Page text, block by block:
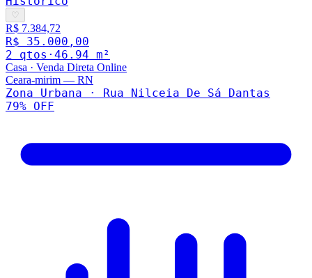
♡
R$ 7.384,72
R$ 35.000,00
2 qtos · 46.94 m²
Casa · Venda Direta Online
Ceara-mirim — RN
Zona Urbana · Rua Nilceia De Sá Dantas
79% OFF